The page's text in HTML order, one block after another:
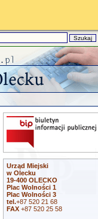
Urząd Miejski
w Olecku
19-400 OLECKO
Plac Wolności 1
Plac Wolności 3
tel.+87 520 21 68
FAX +87 520 25 58